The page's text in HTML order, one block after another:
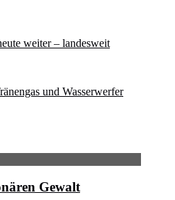
weiter – landesweit
und Wasserwerfer
Gewalt